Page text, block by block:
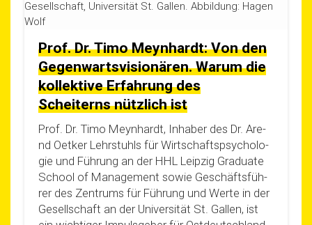
Prof. Dr. Timo Meynhardt: Von den
Gegenwartsvisionären. Warum die
kollektive Erfahrung des
Scheiterns nützlich ist
Prof. Dr. Timo Meyn­hardt, Inha­ber des Dr. Are­
nd Oet­ker Lehr­stuhls für Wirt­schafts­psy­cho­lo­
gie und Füh­rung an der HHL Leip­zig Gra­dua­te
School of Manage­ment sowie Geschäfts­füh­
rer des Zen­trums für Füh­rung und Wer­te in der
Gesell­schaft an der Uni­ver­si­tät St. Gal­len, ist